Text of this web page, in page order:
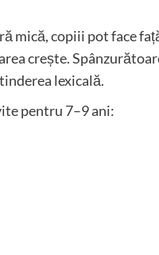
mică, copiii pot face
crește.
lexicală.
pentru 7–9 ani: